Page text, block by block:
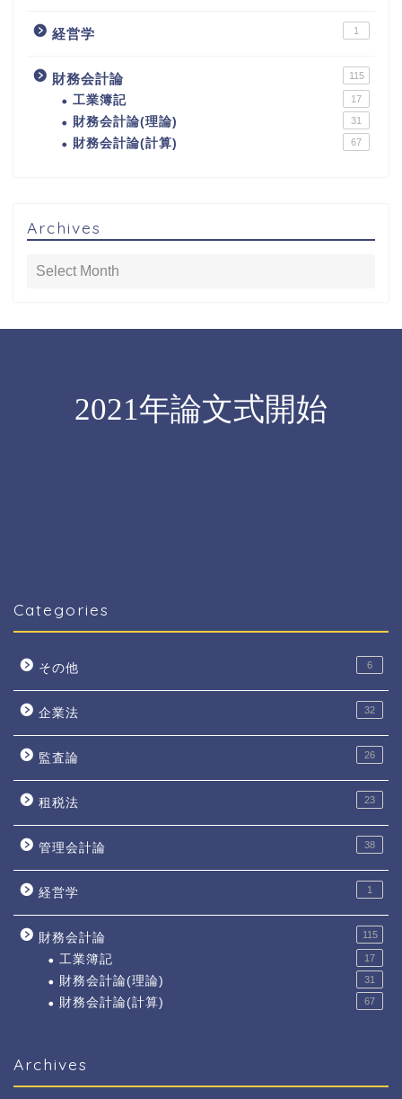
経営学 1
財務会計論 115
工業簿記 17
財務会計論(理論) 31
財務会計論(計算) 67
Archives
Categories
その他 6
企業法 32
監査論 26
租税法 23
管理会計論 38
経営学 1
財務会計論 115
工業簿記 17
財務会計論(理論) 31
財務会計論(計算) 67
Archives